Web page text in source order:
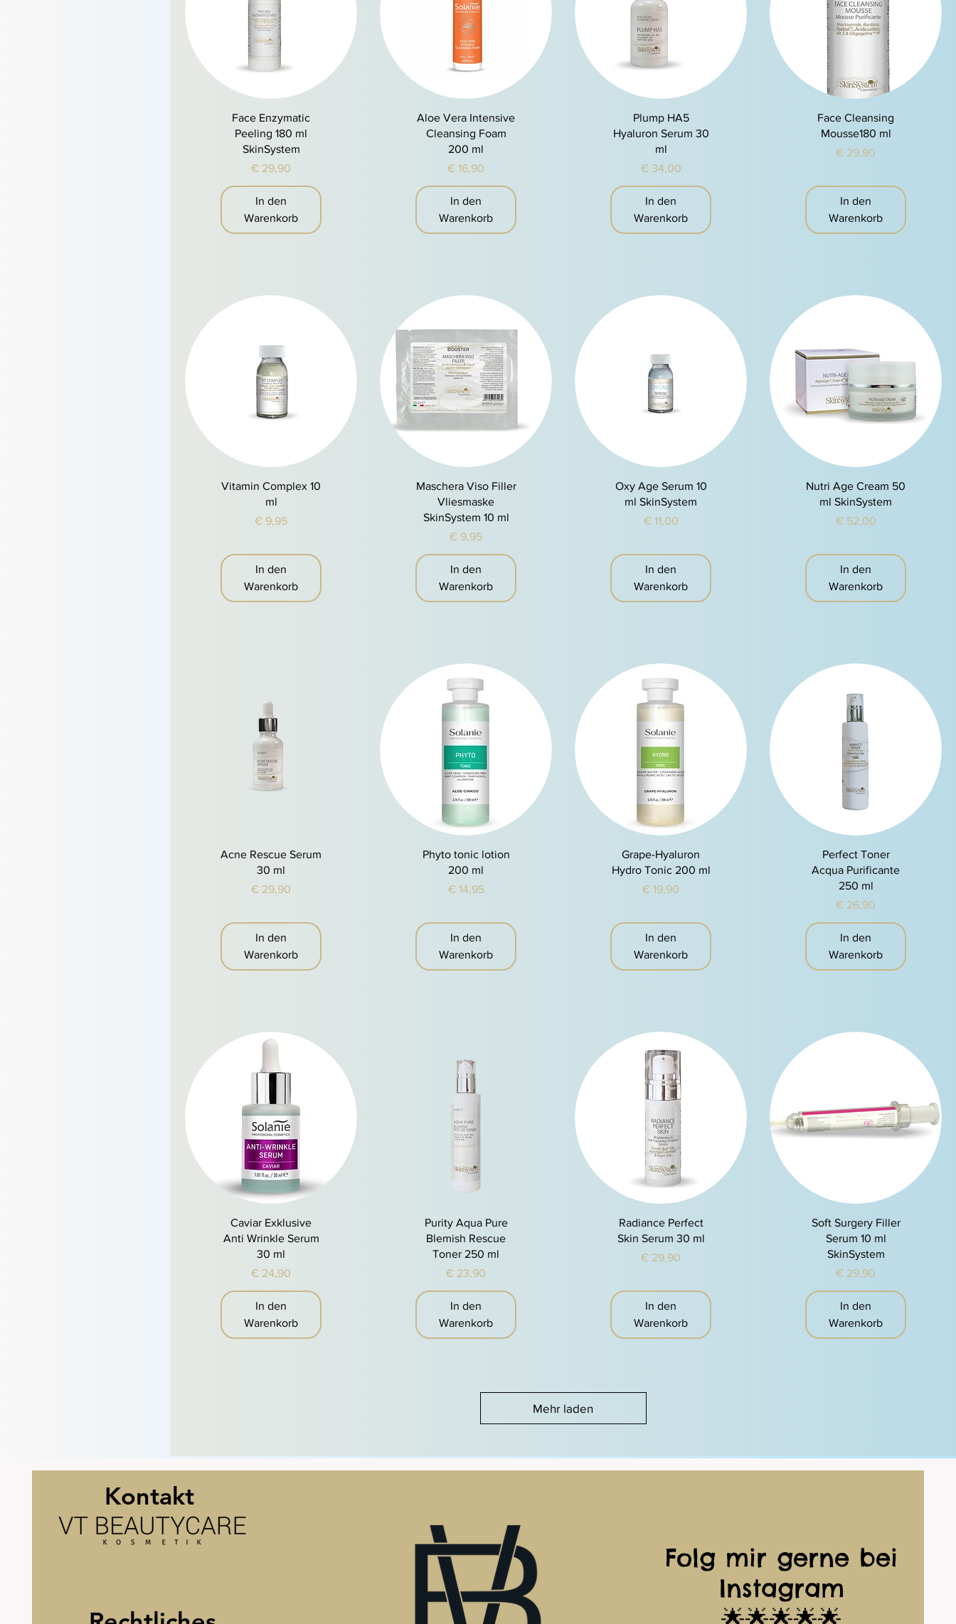
Schnellansicht
Face Enzymatic
Peeling 180 ml
SkinSystem
Preis
€ 29,90
In den
Warenkorb
Schnellansicht
Aloe Vera Intensive
Cleansing Foam
200 ml
Preis
€ 16,90
In den
Warenkorb
Schnellansicht
Plump HA5
Hyaluron Serum 30
ml
Preis
€ 34,00
In den
Warenkorb
Schnellansicht
Face Cleansing
Mousse180 ml
Preis
€ 29,90
In den
Warenkorb
Schnellansicht
Vitamin Complex 10
ml
Preis
€ 9,95
In den
Warenkorb
Schnellansicht
Maschera Viso Filler
Vliesmaske
SkinSystem 10 ml
Preis
€ 9,95
In den
Warenkorb
Schnellansicht
Oxy Age Serum 10
ml SkinSystem
Preis
€ 11,00
In den
Warenkorb
Schnellansicht
Nutri Age Cream 50
ml SkinSystem
Preis
€ 52,00
In den
Warenkorb
Schnellansicht
Acne Rescue Serum
30 ml
Preis
€ 29,90
In den
Warenkorb
Schnellansicht
Phyto tonic lotion
200 ml
Preis
€ 14,95
In den
Warenkorb
Schnellansicht
Grape-Hyaluron
Hydro Tonic 200 ml
Preis
€ 19,90
In den
Warenkorb
Schnellansicht
Perfect Toner
Acqua Purificante
250 ml
Preis
€ 26,90
In den
Warenkorb
Schnellansicht
Caviar Exklusive
Anti Wrinkle Serum
30 ml
Preis
€ 24,90
In den
Warenkorb
Schnellansicht
Purity Aqua Pure
Blemish Rescue
Toner 250 ml
Preis
€ 23,90
In den
Warenkorb
Schnellansicht
Radiance Perfect
Skin Serum 30 ml
Preis
€ 29,90
In den
Warenkorb
Schnellansicht
Soft Surgery Filler
Serum 10 ml
SkinSystem
Preis
€ 29,90
In den
Warenkorb
Mehr laden
Kontakt
Folg mir gerne bei
Instagram